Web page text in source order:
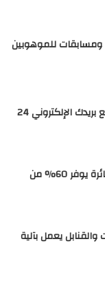
ومسابقات للموهوبين
جهاز يمكنك من التواصل مع بريدك الإلكتروني 24
تصميم مبتكر لمحركات الطائرة يوفر 60% من
يعمل بآلية